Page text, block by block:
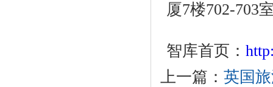
厦7楼702-703
智库首页：
上一篇： 英国